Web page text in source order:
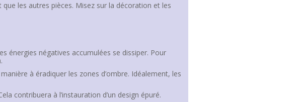
les autres pièces. Misez sur la décoration et les
énergies négatives accumulées se dissiper. Pour
à éradiquer les zones d’ombre. Idéalement, les
contribuera à l’instauration d’un design épuré.